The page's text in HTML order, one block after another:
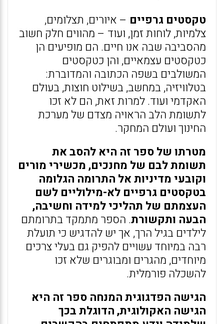
טקסטים גרפיים – איורים, תצלומים,
צלמיות, לוחות זמן, ועוד – מהווים חלק חשוב
מהסביבה שבה אנו חיים. הם מופיעים הן
כטקסטים עצמאיים, והן כטקסטים
המשולבים בשפה הכתובה והמדוברת:
בטלוויזיה, במחשב, בשילוט חוצות, בעולם
האקדמי ועוד. למרות זאת, הם לא זכו
לתשומת הלב הראויה מצדם של מערכת
החינוך ועולם המחקר.
מטרתו של ספר זה היא להסב את
תשומת לבם של מחנכים, מכשירי מורים
וקובעי מדיניות אל התרומה הגלומה
בטקסטים גרפיים לא-מילוליים לשם
העצמתם של תהליכי למידה וחשיבה,
הבעה ותקשורת. הספר מתמקד בתרומתם
לילדים בגיל הרך, אך יש להדגיש כי תועלת
רבה במיוחד עשויים להפיק גם בעלי צרכים
מיוחדים, מהגרים ומבוגרים שלא זכו
להשכלה פורמלית.
הגישה הפדגוגית המנחה ספר זה היא
הגישה האקולוגית, הדוגלת בכך